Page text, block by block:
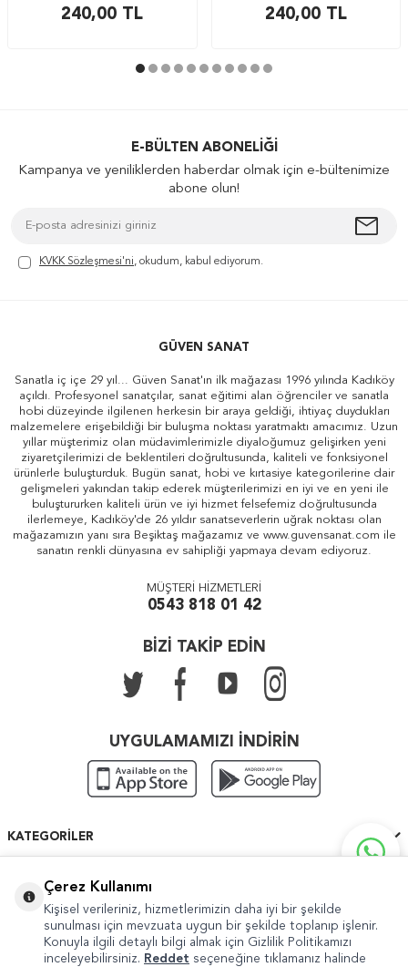
240,00 TL 240,00TL
E-BÜLTEN ABONELIĞI
Kampanya ve yeniliklerden haberdar olmak için e-bültenimize
abone olun!
KVKK Sözleşmesi'ni, okudum, kabul ediyorum.
GÜVEN SANAT
Sanatla iç içe 29 yıl... Güven Sanat'ın ilk mağazası 1996 yılında Kadıköy
açıldı. Profesyonel sanatçılar, sanat eğitimi alan öğrenciler ve sanatla
hobi düzeyinde ilgilenen herkesin bir araya geldiği, ihtiyaç duydukları
malzemelere erişebildiği bir buluşma noktası yaratmaktı amacımız. Uzun
yıllar müşterimiz olan müdavimlerimizle diyaloğumuz gelişirken yeni
ziyaretçilerimizi de beklentileri doğrultusunda, kaliteli ve fonksiyonel
ürünlerle buluşturduk. Bugün sanat, hobi ve kırtasiye kategorilerine dair
gelişmeleri yakından takip ederek müşterilerimizi en iyi ve en yeni ile
buluştururken kaliteli ürün ve iyi hizmet felsefemiz doğrultusunda
ilerlemeye, Kadıköy'de 26 yıldır sanatseverlerin uğrak noktası olan
mağazamızın yanı sıra Beşiktaş mağazamız ve www.guvensanat.com ile
sanatın renkli dünyasına ev sahipliği yapmaya devam ediyoruz.
MÜŞTERİ HİZMETLERİ
0543 818 01 42
BİZİ TAKİP EDİN
UYGULAMAMIZI İNDİRİN
KATEGORILER
HIZLI ERIŞIM
Çerez Kullanımı
Kişisel verileriniz, hizmetlerimizin daha iyi bir şekilde
sunulması için mevzuata uygun bir şekilde toplanıp işlenir.
Konuyla ilgili detaylı bilgi almak için Gizlilik Politikamızı
inceleyebilirsiniz. Reddet seçeneğine tıklamanız halinde